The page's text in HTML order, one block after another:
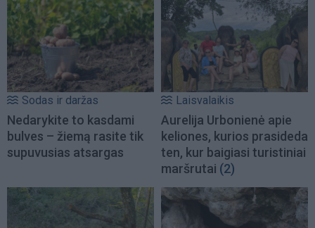
Sodas ir daržas
Nedarykite to kasdami
bulves – žiemą rasite tik
supuvusias atsargas
Laisvalaikis
Aurelija Urbonienė apie
keliones, kurios prasideda
ten, kur baigiasi turistiniai
maršrutai (2)